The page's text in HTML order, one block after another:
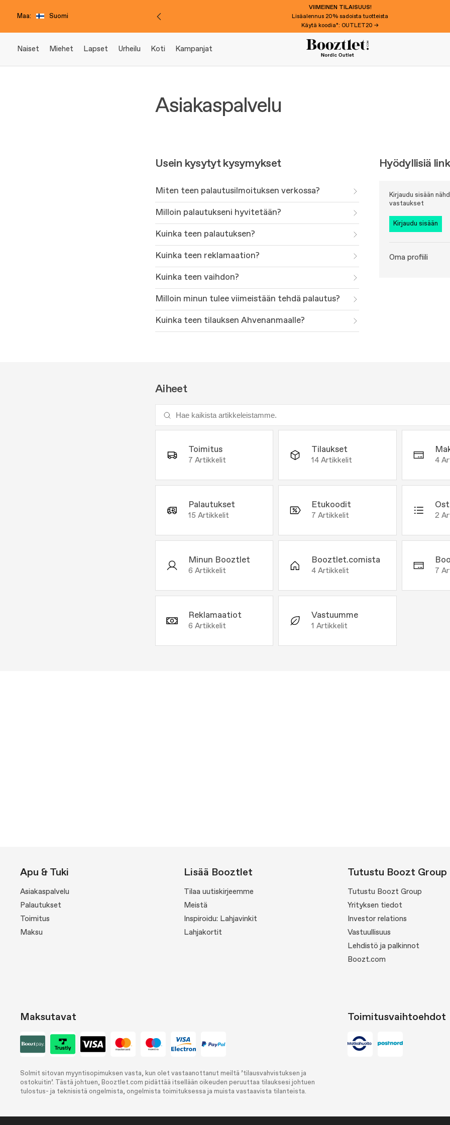
Maa: Suomi
VIIMEINEN TILAISUUS!
Lisäalennus 20% sadoista tuotteista
Käytä koodia*: OUTLET20 →
Naiset Miehet Lapset Urheilu Koti Kampanjat
Asiakaspalvelu
Usein kysytyt kysymykset
Miten teen palautusilmoituksen verkossa?
Milloin palautukseni hyvitetään?
Kuinka teen palautuksen?
Kuinka teen reklamaation?
Kuinka teen vaihdon?
Milloin minun tulee viimeistään tehdä palautus?
Kuinka teen tilauksen Ahvenanmaalle?
Hyödyllisiä
Kirjaudu sisään
vastaukset
kirjaudu sisään
Oma profiili
Aiheet
Toimitus
7 Artikkelit
Tilaukset
14 Artikkelit 4
Palautukset
15 Artikkelit
Etukoodit
7 Artikkelit 2
Minun Booztlet
6 Artikkelit
Booztlet.comista
4 Artikkelit 7
Reklamaatiot
6 Artikkelit
Vastuumme
1 Artikkelit
Apu & Tuki
Asiakaspalvelu
Palautukset
Toimitus
Maksu
Lisää Booztlet
Tilaa uutiskirjeemme
Meistä
Inspiroidu: Lahjavinkit
Lahjakortit
Tutustu Boozt Group
Tutustu Boozt Group
Yrityksen tiedot
Investor relations
Vastuullisuus
Lehdistö ja palkinnot
Boozt.com
Maksutavat
Solmit sitovan myyntisopimuksen vasta, kun olet vastaanottanut meiltä ’tilausvahvistuksen ja
ostokuitin’. Tästä johtuen, Booztlet.com pidättää itsellään oikeuden peruuttaa tilauksesi johtuen
tulostus- ja teknisistä ongelmista, ongelmista toimituksessa ja muista vastaavista tilanteista.
Toimitusvaihtoehdot